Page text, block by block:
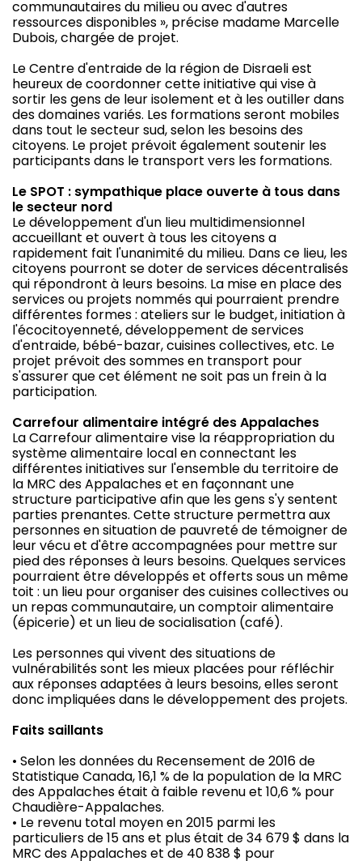
communautaires du milieu ou avec d'autres
ressources disponibles », précise madame Marcelle
Dubois, chargée de projet.
Le Centre d'entraide de la région de Disraeli est
heureux de coordonner cette initiative qui vise à
sortir les gens de leur isolement et à les outiller dans
des domaines variés. Les formations seront mobiles
dans tout le secteur sud, selon les besoins des
citoyens. Le projet prévoit également soutenir les
participants dans le transport vers les formations.
Le SPOT : sympathique place ouverte à tous dans
le secteur nord
Le développement d'un lieu multidimensionnel
accueillant et ouvert à tous les citoyens a
rapidement fait l'unanimité du milieu. Dans ce lieu, les
citoyens pourront se doter de services décentralisés
qui répondront à leurs besoins. La mise en place des
services ou projets nommés qui pourraient prendre
différentes formes : ateliers sur le budget, initiation à
l'écocitoyenneté, développement de services
d'entraide, bébé-bazar, cuisines collectives, etc. Le
projet prévoit des sommes en transport pour
s'assurer que cet élément ne soit pas un frein à la
participation.
Carrefour alimentaire intégré des Appalaches
La Carrefour alimentaire vise la réappropriation du
système alimentaire local en connectant les
différentes initiatives sur l'ensemble du territoire de
la MRC des Appalaches et en façonnant une
structure participative afin que les gens s'y sentent
parties prenantes. Cette structure permettra aux
personnes en situation de pauvreté de témoigner de
leur vécu et d'être accompagnées pour mettre sur
pied des réponses à leurs besoins. Quelques services
pourraient être développés et offerts sous un même
toit : un lieu pour organiser des cuisines collectives ou
un repas communautaire, un comptoir alimentaire
(épicerie) et un lieu de socialisation (café).
Les personnes qui vivent des situations de
vulnérabilités sont les mieux placées pour réfléchir
aux réponses adaptées à leurs besoins, elles seront
donc impliquées dans le développement des projets.
Faits saillants
• Selon les données du Recensement de 2016 de
Statistique Canada, 16,1 % de la population de la MRC
des Appalaches était à faible revenu et 10,6 % pour
Chaudière-Appalaches.
• Le revenu total moyen en 2015 parmi les
particuliers de 15 ans et plus était de 34 679 $ dans la
MRC des Appalaches et de 40 838 $ pour